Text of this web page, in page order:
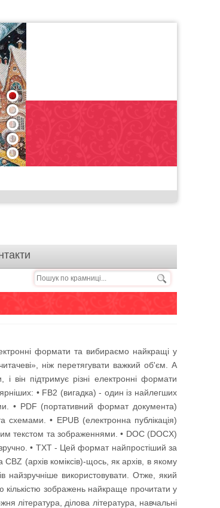
1
2
3
4
5
формати та вибираємо найкращі у
ніж перетягувати важкий об'єм. А
він підтримує різні електронні формати
• FB2 (вигадка) - один із найлегших
• PDF (портативний формат документа)
схемами. • EPUB (електронна публікація)
текстом та зображеннями. • DOC (DOCX)
• TXT - Цей формат найпростіший за
(архів коміксів)-щось, як архів, в якому
використовувати. Отже, який
зображень найкраще прочитати у
література, ділова література, навчальні